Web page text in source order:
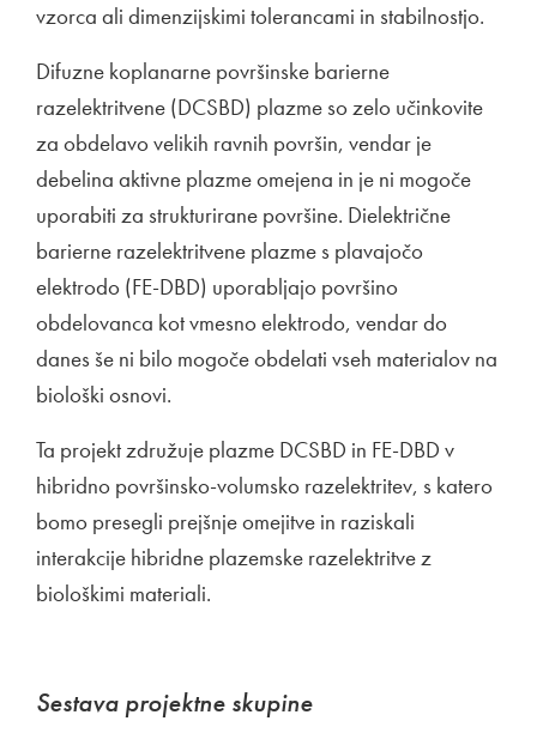
vzorca ali dimenzijskimi tolerancami in stabilnostjo.
Difuzne koplanarne površinske barierne
razelektritvene (DCSBD) plazme so zelo učinkovite
za obdelavo velikih ravnih površin, vendar je
debelina aktivne plazme omejena in je ni mogoče
uporabiti za strukturirane površine. Dielektrične
barierne razelektritvene plazme s plavajočo
elektrodo (FE-DBD) uporabljajo površino
obdelovanca kot vmesno elektrodo, vendar do
danes še ni bilo mogoče obdelati vseh materialov na
biološki osnovi.
Ta projekt združuje plazme DCSBD in FE-DBD v
hibridno površinsko-volumsko razelektritev, s katero
bomo presegli prejšnje omejitve in raziskali
interakcije hibridne plazemske razelektritve z
biološkimi materiali.
Sestava projektne skupine